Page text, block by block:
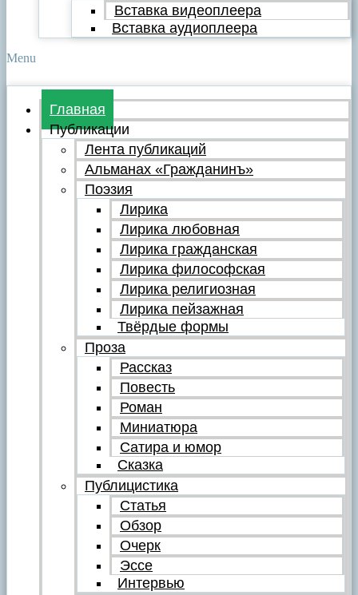
Вставка видеоплеера
Вставка аудиоплеера
Menu
Главная
Публикации
Лента публикаций
Альманах «Гражданинъ»
Поэзия
Лирика
Лирика любовная
Лирика гражданская
Лирика философская
Лирика религиозная
Лирика пейзажная
Твёрдые формы
Проза
Рассказ
Повесть
Роман
Миниатюра
Сатира и юмор
Сказка
Публицистика
Статья
Обзор
Очерк
Эссе
Интервью